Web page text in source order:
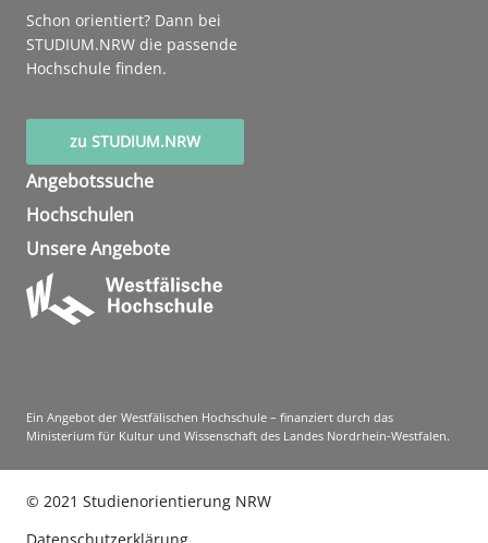
Schon orientiert? Dann bei
STUDIUM.NRW die passende
Hochschule finden.
zu STUDIUM.NRW
Angebotssuche
Hochschulen
Unsere Angebote
Ein Angebot der Westfälischen Hochschule – finanziert durch das
Ministerium für Kultur und Wissenschaft des Landes Nordrhein-Westfalen.
© 2021 Studienorientierung NRW